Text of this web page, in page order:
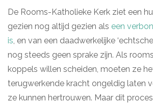
De Rooms-Katholieke Kerk ziet een
gezien nog altijd gezien als een
is, en van een daadwerkelijke
nog steeds geen sprake zijn. Als
koppels willen scheiden, moeten ze
terugwerkende kracht ongeldig laten
ze kunnen hertrouwen. Maar dit